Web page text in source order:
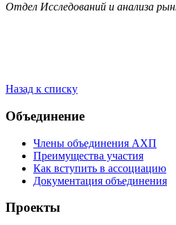
Отдел Исследований и анализа
Назад к списку
Объединение
Члены объединения АХП
Преимущества участия
Как вступить в ассоциацию
Документация объединения
Проекты